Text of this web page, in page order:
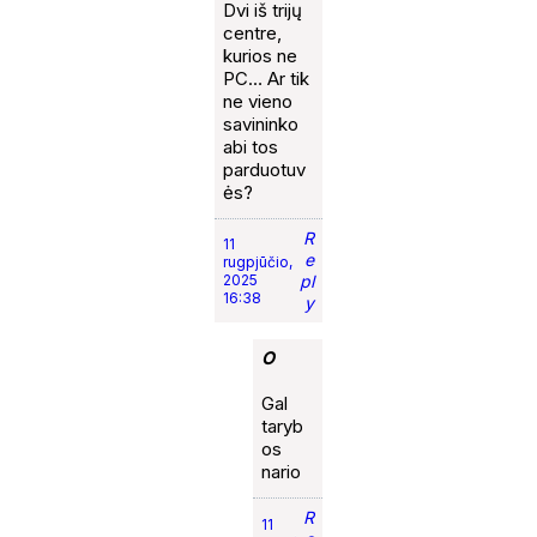
Dvi iš trijų
centre,
kurios ne
PC… Ar tik
ne vieno
savininko
abi tos
parduotuv
ės?
11
rugpjūčio,
2025
16:38
R
e
pl
y
O
Gal
taryb
os
nario
11
R